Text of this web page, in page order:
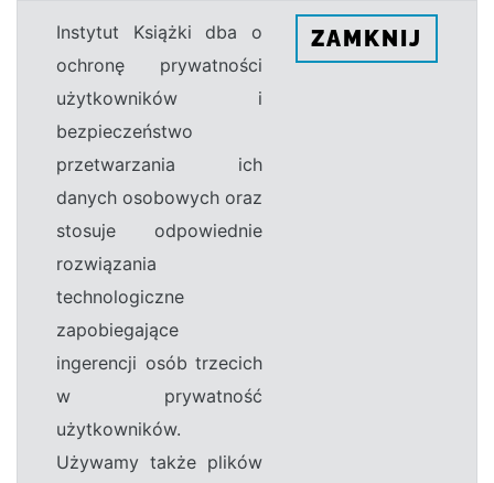
Instytut Książki dba o
ochronę prywatności
użytkowników i
bezpieczeństwo
przetwarzania ich
danych osobowych oraz
stosuje odpowiednie
rozwiązania
technologiczne
zapobiegające
ingerencji osób trzecich
w prywatność
użytkowników.
Używamy także plików
ZAMKNIJ